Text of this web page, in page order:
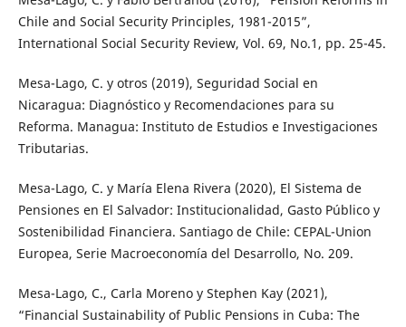
Chile and Social Security Principles, 1981-2015”,
International Social Security Review, Vol. 69, No.1, pp. 25-45.
Mesa-Lago, C. y otros (2019), Seguridad Social en
Nicaragua: Diagnóstico y Recomendaciones para su
Reforma. Managua: Instituto de Estudios e Investigaciones
Tributarias.
Mesa-Lago, C. y María Elena Rivera (2020), El Sistema de
Pensiones en El Salvador: Institucionalidad, Gasto Público y
Sostenibilidad Financiera. Santiago de Chile: CEPAL-Union
Europea, Serie Macroeconomía del Desarrollo, No. 209.
Mesa-Lago, C., Carla Moreno y Stephen Kay (2021),
“Financial Sustainability of Public Pensions in Cuba: The